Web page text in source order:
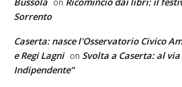
Sorrento
Caserta: nasce l'Osservatorio Civico
e Regi Lagni on Svolta a Caserta: al
Indipendente”